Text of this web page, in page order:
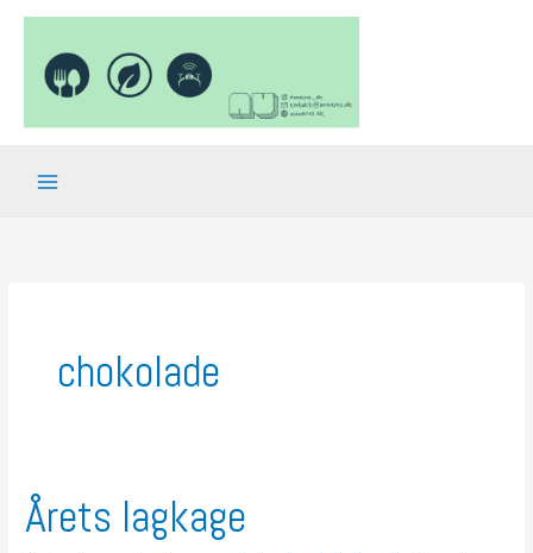
indholdet
chokolade
Årets lagkage
Årets
lagkage